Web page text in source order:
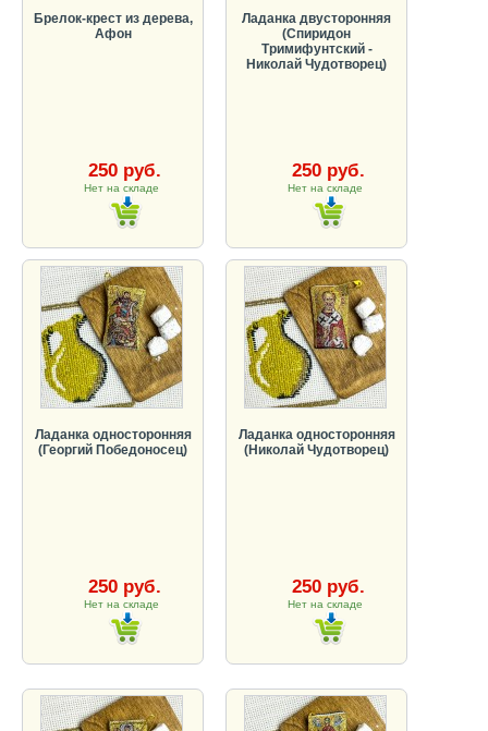
Брелок-крест из дерева,
Афон
250 руб.
Нет на складе
Ладанка двусторонняя
(Спиридон
Тримифунтский -
Николай Чудотворец)
250 руб.
Нет на складе
Ладанка односторонняя
(Георгий Победоносец)
250 руб.
Нет на складе
Ладанка односторонняя
(Николай Чудотворец)
250 руб.
Нет на складе